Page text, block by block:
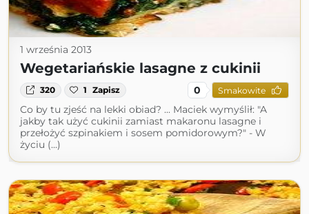
1 września 2013
Wegetariańskie lasagne z cukinii
320 1 Zapisz 0 Smakowite
Co by tu zjeść na lekki obiad? ... Maciek wymyślił: "A
jakby tak użyć cukinii zamiast makaronu lasagne i
przełożyć szpinakiem i sosem pomidorowym?" - W
życiu (...)